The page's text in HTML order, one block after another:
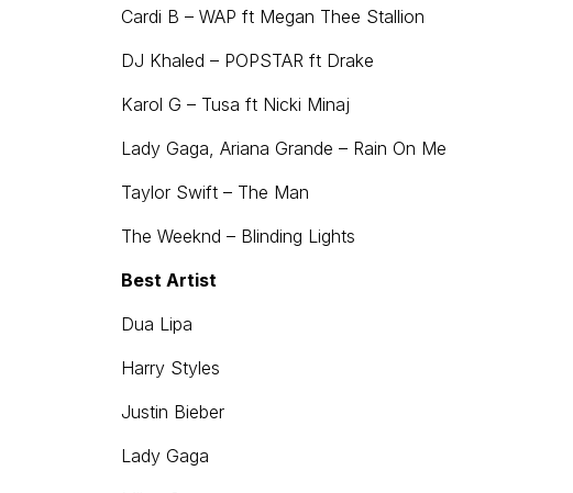
Cardi B – WAP ft Megan Thee Stallion
DJ Khaled – POPSTAR ft Drake
Karol G – Tusa ft Nicki Minaj
Lady Gaga, Ariana Grande – Rain On Me
Taylor Swift – The Man
The Weeknd – Blinding Lights
Best Artist
Dua Lipa
Harry Styles
Justin Bieber
Lady Gaga